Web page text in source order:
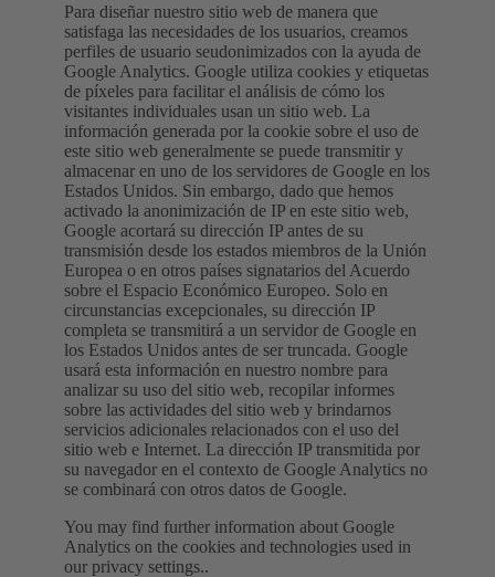
Para diseñar nuestro sitio web de manera que
satisfaga las necesidades de los usuarios, creamos
perfiles de usuario seudonimizados con la ayuda de
Google Analytics. Google utiliza cookies y etiquetas
de píxeles para facilitar el análisis de cómo los
visitantes individuales usan un sitio web. La
información generada por la cookie sobre el uso de
este sitio web generalmente se puede transmitir y
almacenar en uno de los servidores de Google en los
Estados Unidos. Sin embargo, dado que hemos
activado la anonimización de IP en este sitio web,
Google acortará su dirección IP antes de su
transmisión desde los estados miembros de la Unión
Europea o en otros países signatarios del Acuerdo
sobre el Espacio Económico Europeo. Solo en
circunstancias excepcionales, su dirección IP
completa se transmitirá a un servidor de Google en
los Estados Unidos antes de ser truncada. Google
usará esta información en nuestro nombre para
analizar su uso del sitio web, recopilar informes
sobre las actividades del sitio web y brindarnos
servicios adicionales relacionados con el uso del
sitio web e Internet. La dirección IP transmitida por
su navegador en el contexto de Google Analytics no
se combinará con otros datos de Google.
You may find further information about Google
Analytics on the cookies and technologies used in
our privacy settings..